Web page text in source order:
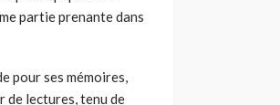
partie prenante dans
pour ses mémoires,
de lectures, tenu de